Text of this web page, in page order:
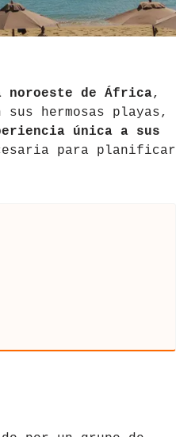
de África,
hermosas playas,
única a sus
para planificar